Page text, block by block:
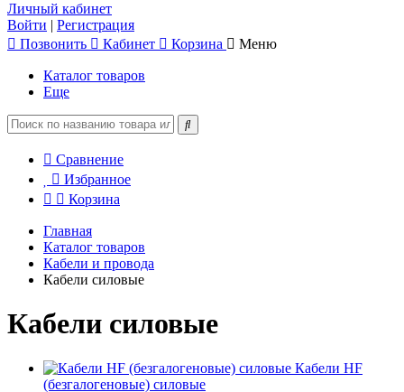
Личный кабинет
Войти | Регистрация
Позвонить
Кабинет Корзина Меню
Каталог товаров
Еще
Сравнение
Избранное
Корзина
Главная
Каталог товаров
Кабели и провода
Кабели силовые
Кабели силовые
Кабели HF
(безгалогеновые) силовые